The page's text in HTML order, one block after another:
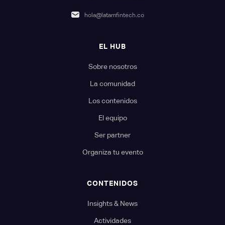
hola@latamfintech.co
EL HUB
Sobre nosotros
La comunidad
Los contenidos
El equipo
Ser partner
Organiza tu evento
CONTENIDOS
Insights & News
Actividades